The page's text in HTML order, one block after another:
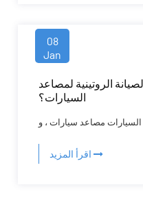
08
Jan
الروتينية لمصاعد
السيارات؟
اقرأ المزيد